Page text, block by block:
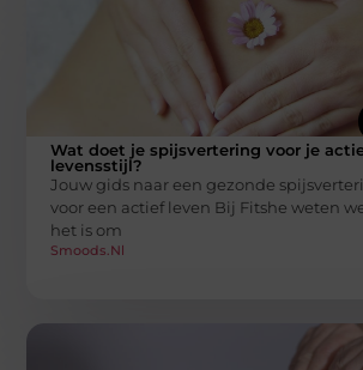
Wat doet je spijsvertering voor je
levensstijl?
Jouw gids naar een gezonde
voor een actief leven Bij Fitshe weten
het is om
Smoods.nl